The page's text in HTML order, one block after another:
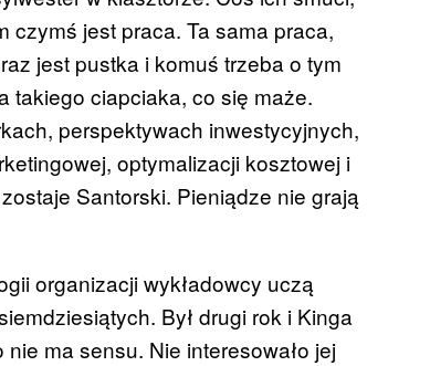
czymś jest praca. Ta sama praca,
jest pustka i komuś trzeba o tym
takiego ciapciaka, co się maże.
perspektywach inwestycyjnych,
optymalizacji kosztowej i
Santorski. Pieniądze nie grają
organizacji wykładowcy uczą
Był drugi rok i Kinga
ma sensu. Nie interesowało jej